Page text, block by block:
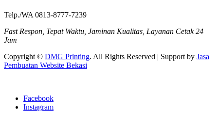
Telp./WA 0813-8777-7239
Fast Respon, Tepat Waktu, Jaminan Kualitas, Layanan Cetak 24
Jam
Copyright © DMG Printing. All Rights Reserved | Support by Jasa
Pembuatan Website Bekasi
Facebook
Instagram